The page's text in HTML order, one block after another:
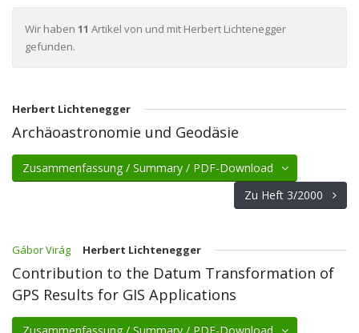
Wir haben 11 Artikel von und mit Herbert Lichtenegger
gefunden.
Herbert Lichtenegger
Archäoastronomie und Geodäsie
Zusammenfassung / Summary / PDF-Download
Zu Heft 3/2000
Gábor Virág Herbert Lichtenegger
Contribution to the Datum Transformation of
GPS Results for GIS Applications